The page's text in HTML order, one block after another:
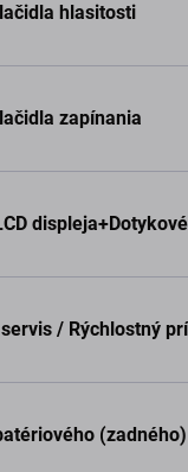
hlasitosti
zapínania
/ Rýchlostný